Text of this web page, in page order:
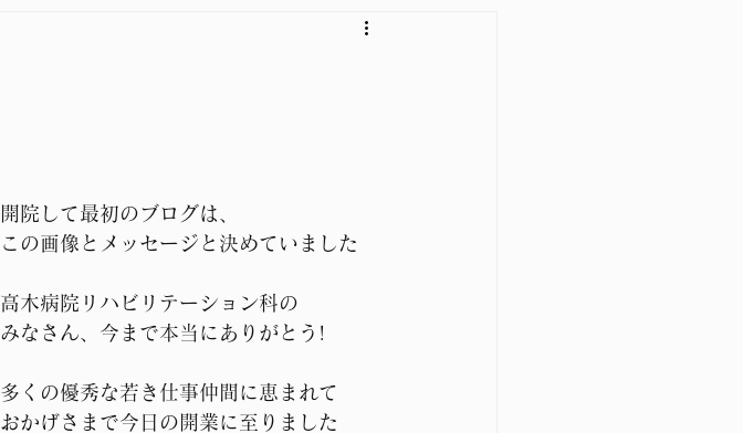
開院して最初のブログは、
この画像とメッセージと決めていました
高木病院リハビリテーション科の
みなさん、今まで本当にありがとう!
多くの優秀な若き仕事仲間に恵まれて
おかげさまで今日の開業に至りました